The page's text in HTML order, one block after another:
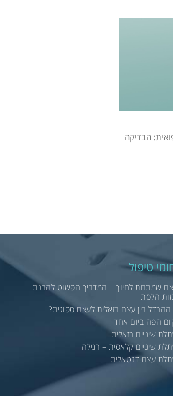
הבדיקה
טיפול
שמתחת לחיוך – המדריך הפשוט להבנת
הלסת
בין עצם בזאלית לעצם ספוגית?
הפה ביום אחד
שיניים בזאלית
שיניים קלאסית – רגילה
עצם דנטאלית